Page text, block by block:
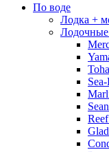
По воде
Лодка +